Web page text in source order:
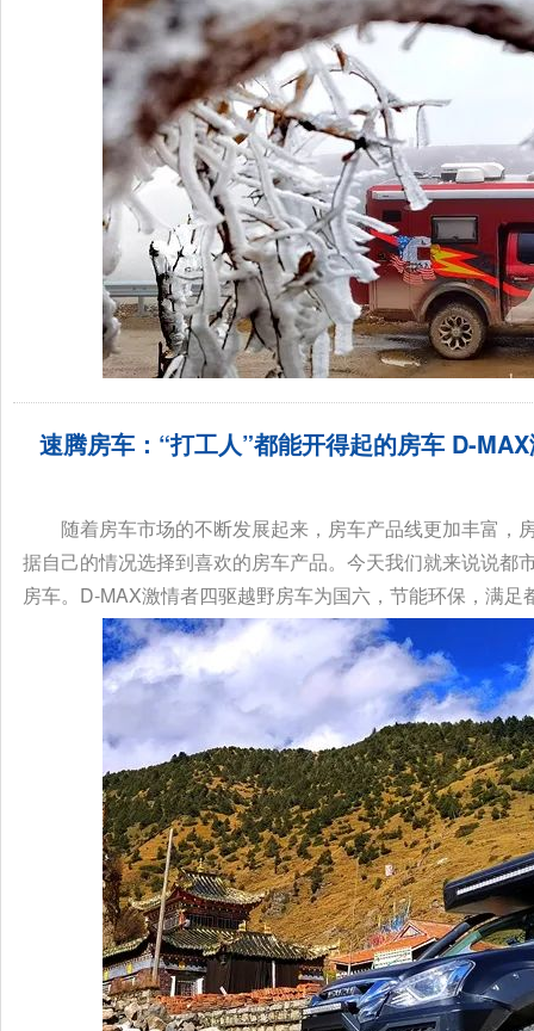
速腾房车：“打工人”都能开得起的房车 D-
随着房车市场的不断发展起来，房车产品线更加丰富
据自己的情况选择到喜欢的房车产品。今天我们就来说说都
房车。D-MAX激情者四驱越野房车为国六，节能环保，满足